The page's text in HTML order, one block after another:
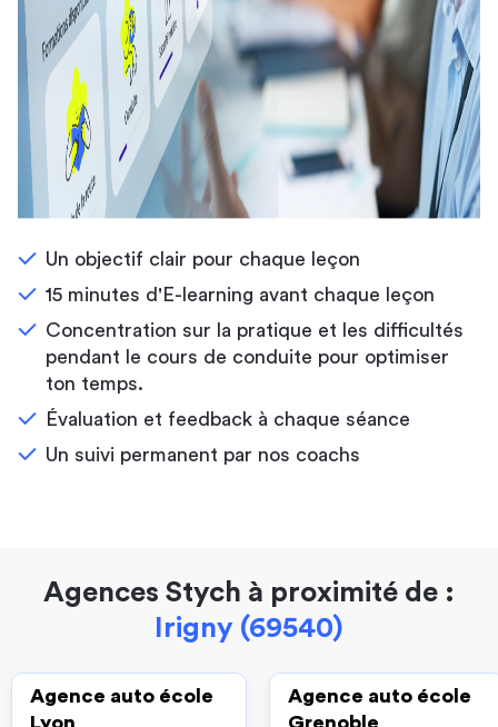
Un objectif clair pour chaque leçon
15 minutes d'E-learning avant chaque leçon
Concentration sur la pratique et les difficultés
pendant le cours de conduite pour optimiser
ton temps.
Évaluation et feedback à chaque séance
Un suivi permanent par nos coachs
Agences Stych à proximité de :
Irigny (69540)
Agence auto école
Lyon
Agence auto école
Grenoble